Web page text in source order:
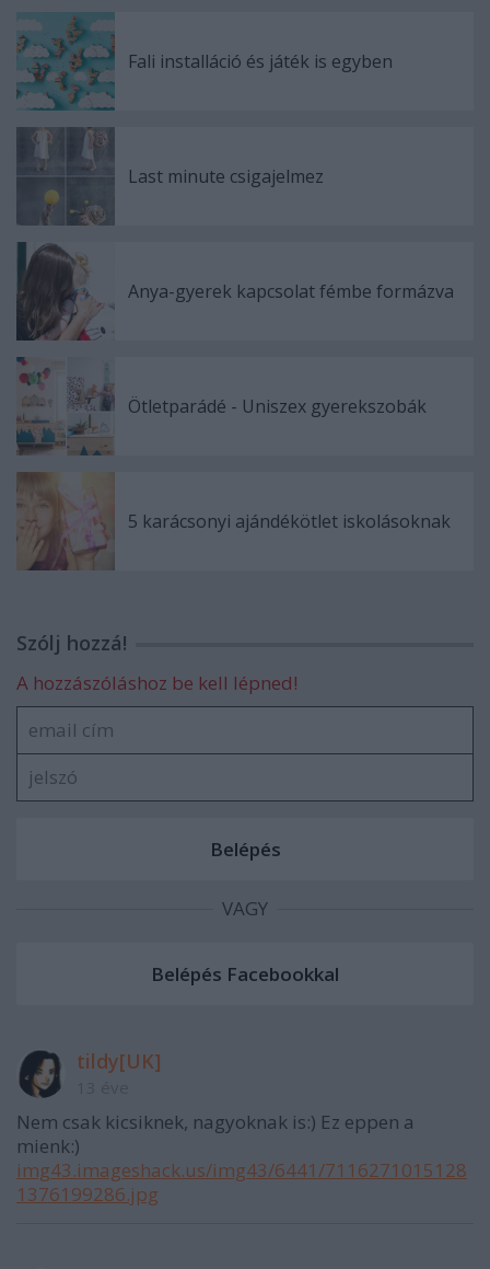
Fali installáció és játék is egyben
Last minute csigajelmez
Anya-gyerek kapcsolat fémbe formázva
Ötletparádé - Uniszex gyerekszobák
5 karácsonyi ajándékötlet iskolásoknak
Szólj hozzá!
A hozzászóláshoz be kell lépned!
VAGY
tildy[UK]
Nem csak kicsiknek, nagyoknak is:) Ez eppen a
mienk:)
img43.imageshack.us/img43/6441/7116271015128
1376199286.jpg